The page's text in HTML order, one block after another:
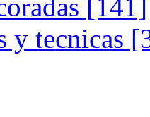
[141]
y tecnicas